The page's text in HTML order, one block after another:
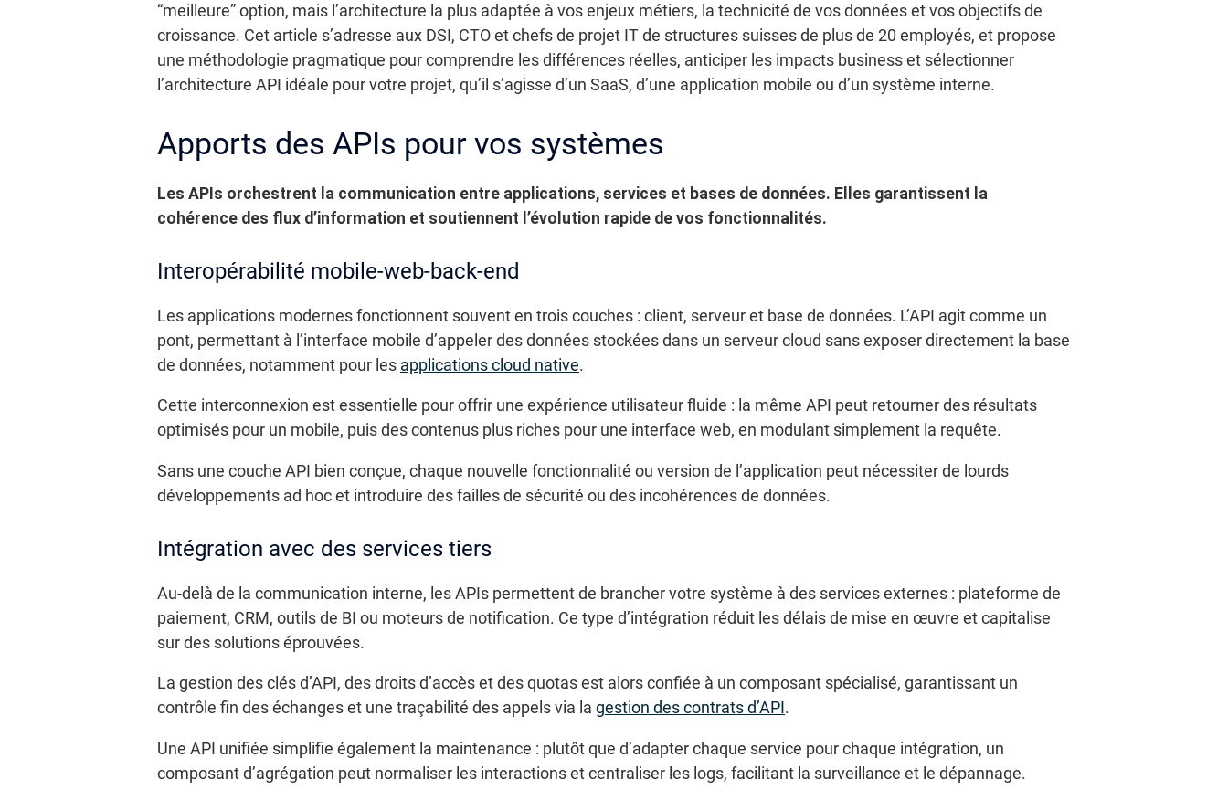
“meilleure” option, mais l’architecture la plus adaptée à vos enjeux métiers, la technicité de vos données et vos objectifs de
croissance. Cet article s’adresse aux DSI, CTO et chefs de projet IT de structures suisses de plus de 20 employés, et propose
une méthodologie pragmatique pour comprendre les différences réelles, anticiper les impacts business et sélectionner
l’architecture API idéale pour votre projet, qu’il s’agisse d’un SaaS, d’une application mobile ou d’un système interne.
Apports des APIs pour vos systèmes
Les APIs orchestrent la communication entre applications, services et bases de données. Elles garantissent la
cohérence des flux d’information et soutiennent l’évolution rapide de vos fonctionnalités.
Interopérabilité mobile-web-back-end
Les applications modernes fonctionnent souvent en trois couches : client, serveur et base de données. L’API agit comme un
pont, permettant à l’interface mobile d’appeler des données stockées dans un serveur cloud sans exposer directement la base
de données, notamment pour les applications cloud native.
Cette interconnexion est essentielle pour offrir une expérience utilisateur fluide : la même API peut retourner des résultats
optimisés pour un mobile, puis des contenus plus riches pour une interface web, en modulant simplement la requête.
Sans une couche API bien conçue, chaque nouvelle fonctionnalité ou version de l’application peut nécessiter de lourds
développements ad hoc et introduire des failles de sécurité ou des incohérences de données.
Intégration avec des services tiers
Au-delà de la communication interne, les APIs permettent de brancher votre système à des services externes : plateforme de
paiement, CRM, outils de BI ou moteurs de notification. Ce type d’intégration réduit les délais de mise en œuvre et capitalise
sur des solutions éprouvées.
La gestion des clés d’API, des droits d’accès et des quotas est alors confiée à un composant spécialisé, garantissant un
contrôle fin des échanges et une traçabilité des appels via la gestion des contrats d’API .
Une API unifiée simplifie également la maintenance : plutôt que d’adapter chaque service pour chaque intégration, un
composant d’agrégation peut normaliser les interactions et centraliser les logs, facilitant la surveillance et le dépannage.